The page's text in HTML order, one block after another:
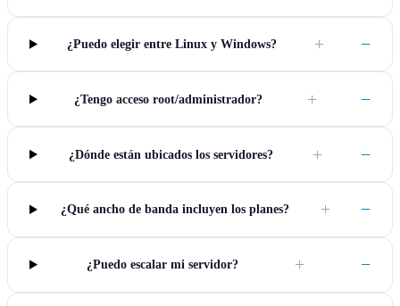
¿Puedo elegir entre Linux y Windows? + −
¿Tengo acceso root/administrador? + −
¿Dónde están ubicados los servidores? + −
¿Qué ancho de banda incluyen los planes? + −
¿Puedo escalar mi servidor? + −